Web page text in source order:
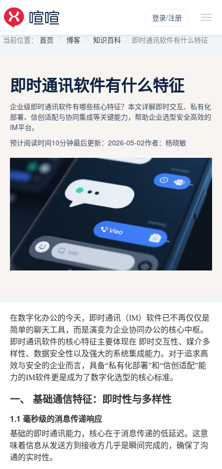
登录/注册
当前位置： 首页 博客 知识百科 即时通讯软件有什么特征
即时通讯软件有什么特征
企业级即时通讯软件有哪些核心特征？本文详解即时交互、私有化
部署、信创适配与协同集成等关键能力，帮助企业选型安全高效的
IM平台。
预计阅读时间10分钟最后更新：2026-05-02作者：杨晓敏
在数字化办公的今天，即时通讯（IM）软件已不再仅仅是
简单的聊天工具，而是演变为企业协同办公的核心中枢。
即时通讯软件的核心特征主要体现在 即时交互性、媒介多
样性、数据安全性以及强大的系统集成能力。对于追求高
效与安全的企业而言，具备“私有化部署”和“信创适配”能
力的IM软件更是成为了数字化选型的核心标准。
一、 基础通信特征：即时性与多样性
1.1 毫秒级的消息传递响应
基础的即时通讯能力，核心在于消息传递的低延迟。这意
味着信息从发送方到接收方几乎是瞬间完成的，确保了沟
通的实时性。